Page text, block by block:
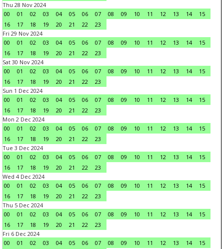
Thu 28 Nov 2024
00
01 02 03 04 05 06 07 08 09 10 11 12 13 14
15
16
17 18 19 20 21 22
23
Fri 29 Nov 2024
00
01 02 03 04 05 06 07 08 09 10 11 12 13 14
15
16
17 18 19 20 21 22
23
Sat 30 Nov 2024
00
01 02 03 04 05 06 07 08 09 10 11 12 13 14
15
16
17 18 19 20 21 22
23
Sun 1 Dec 2024
00
01 02 03 04 05 06 07 08 09 10 11 12 13 14
15
16
17 18 19 20 21 22
23
Mon 2 Dec 2024
00
01 02 03 04 05 06 07 08 09 10 11 12 13 14
15
16
17 18 19 20 21 22
23
Tue 3 Dec 2024
00
01 02 03 04 05 06 07 08 09 10 11 12 13 14
15
16
17 18 19 20 21 22
23
Wed 4 Dec 2024
00
01 02 03 04 05 06 07 08 09 10 11 12 13 14
15
16
17 18 19 20 21 22
23
Thu 5 Dec 2024
00
01 02 03 04 05 06 07 08 09 10 11 12 13 14
15
16
17 18 19 20 21 22
23
Fri 6 Dec 2024
00
01 02 03 04 05 06 07 08 09 10 11 12 13 14
15